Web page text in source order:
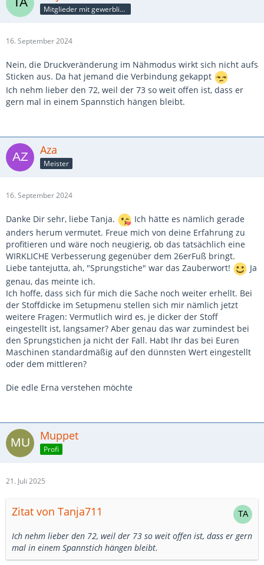
Mitglieder mit gewerblicher Verbindung, auch als Mitarbeiter/in
16. September 2024
Nein, die Druckveränderung im Nähmodus wirkt sich nicht aufs
Sticken aus. Da hat jemand die Verbindung gekappt
Ich nehm lieber den 72, weil der 73 so weit offen ist, dass er
gern mal in einem Spannstich hängen bleibt.
Aza
Meister
16. September 2024
Danke Dir sehr, liebe Tanja.
Ich hätte es nämlich gerade
anders herum vermutet. Freue mich von deine Erfahrung zu
profitieren und wäre noch neugierig, ob das tatsächlich eine
WIRKLICHE Verbesserung gegenüber dem 26erFuß bringt.
Liebe tantejutta, ah, "Sprungstiche" war das Zauberwort!
Ja
genau, das meinte ich.
Ich hoffe, dass sich für mich die Sache noch weiter erhellt. Bei
der Stoffdicke im Setupmenu stellen sich mir nämlich jetzt
weitere Fragen: Vermutlich wird es, je dicker der Stoff
eingestellt ist, langsamer? Aber genau das war zumindest bei
den Sprungstichen ja nicht der Fall. Habt Ihr das bei Euren
Maschinen standardmäßig auf den dünnsten Wert eingestellt
oder dem mittleren?
Die edle Erna verstehen möchte
Muppet
Profi
21. Juli 2025
Zitat von Tanja711
Ich nehm lieber den 72, weil der 73 so weit offen ist, dass er gern
mal in einem Spannstich hängen bleibt.